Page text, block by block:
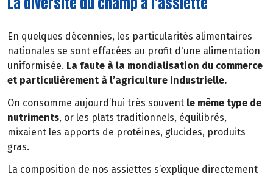
En quelques décennies, les particularités alimentaires
nationales se sont effacées au profit d'une alimentation
uniformisée. La faute à la mondialisation du commerce
et particulièrement à l’agriculture industrielle.
On consomme aujourd’hui très souvent le même type de
nutriments, or les plats traditionnels, équilibrés,
mixaient les apports de protéines, glucides, produits
gras.
La composition de nos assiettes s’explique directement